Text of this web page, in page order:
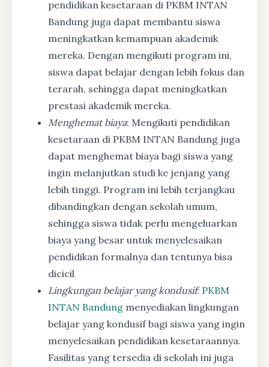
pendidikan kesetaraan di PKBM INTAN
Bandung juga dapat membantu siswa
meningkatkan kemampuan akademik
mereka. Dengan mengikuti program ini,
siswa dapat belajar dengan lebih fokus dan
terarah, sehingga dapat meningkatkan
prestasi akademik mereka.
Menghemat biaya: Mengikuti pendidikan
kesetaraan di PKBM INTAN Bandung juga
dapat menghemat biaya bagi siswa yang
ingin melanjutkan studi ke jenjang yang
lebih tinggi. Program ini lebih terjangkau
dibandingkan dengan sekolah umum,
sehingga siswa tidak perlu mengeluarkan
biaya yang besar untuk menyelesaikan
pendidikan formalnya dan tentunya bisa
dicicil
Lingkungan belajar yang kondusif: PKBM
INTAN Bandung menyediakan lingkungan
belajar yang kondusif bagi siswa yang ingin
menyelesaikan pendidikan kesetaraannya.
Fasilitas yang tersedia di sekolah ini juga